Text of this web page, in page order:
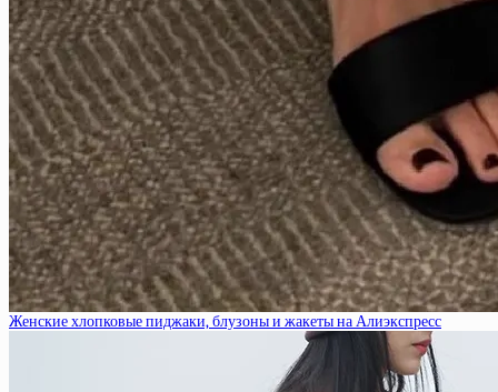
Женские хлопковые пиджаки, блузоны и жакеты на Алиэкспресс